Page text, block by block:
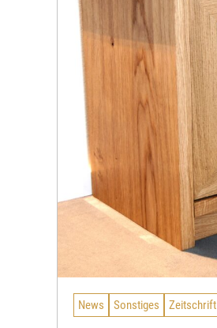
News Sonstiges Zeitschrift